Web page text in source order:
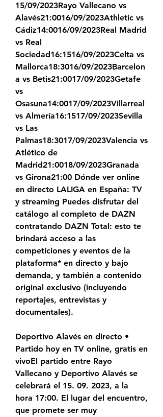
15/09/2023Rayo Vallecano vs
Alavés21:0016/09/2023Athletic vs
Cádiz14:0016/09/2023Real Madrid
vs Real
Sociedad16:1516/09/2023Celta vs
Mallorca18:3016/09/2023Barcelon
a vs Betis21:0017/09/2023Getafe
vs
Osasuna14:0017/09/2023Villarreal
vs Almería16:1517/09/2023Sevilla
vs Las
Palmas18:3017/09/2023Valencia vs
Atlético de
Madrid21:0018/09/2023Granada
vs Girona21:00 Dónde ver online
en directo LALIGA en España: TV
y streaming Puedes disfrutar del
catálogo al completo de DAZN
contratando DAZN Total: esto te
brindará acceso a las
competiciones y eventos de la
plataforma* en directo y bajo
demanda, y también a contenido
original exclusivo (incluyendo
reportajes, entrevistas y
documentales).
Deportivo Alavés en directo •
Partido hoy en TV online, gratis en
vivoEl partido entre Rayo
Vallecano y Deportivo Alavés se
celebrará el 15. 09. 2023, a la
hora 17:00. El lugar del encuentro,
que promete ser muy